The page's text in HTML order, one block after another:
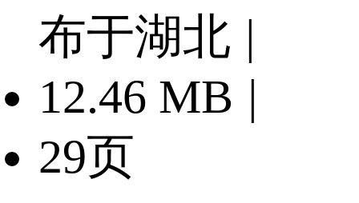
布于湖北 |
12.46 MB |
29页